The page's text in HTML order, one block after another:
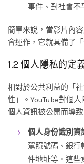
事件、對社會不
簡單來說，當影片內
會運作，它就具備了
1.2 個人隱私的定
相對於公共利益的「
性」。YouTube對個
個人資訊被公開而導
個人身份識別資
駕照號碼、銀行
件地址等。這些